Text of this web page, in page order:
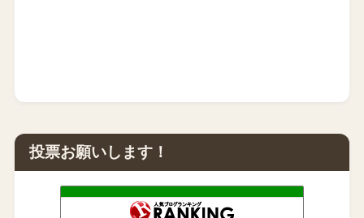
投票お願いします！